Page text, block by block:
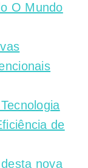
O Mundo
de
nova